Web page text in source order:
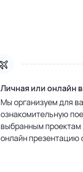
Личная или онлайн
Мы организуем для
ознакомительную
выбранным проектам
онлайн презентацию